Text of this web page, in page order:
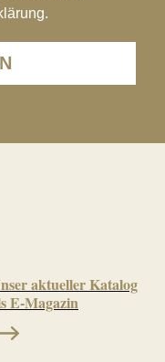
aktueller Katalog
E-Magazin